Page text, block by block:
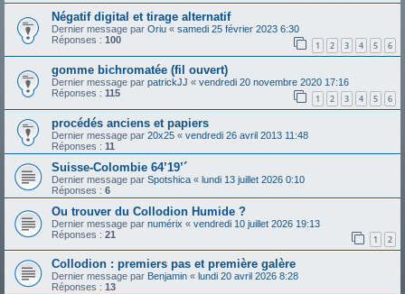
Négatif digital et tirage alternatif
Dernier message par Oriu « samedi 25 février 2023 6:30
Réponses : 100 1 2 3 4 5 6
gomme bichromatée (fil ouvert)
Dernier message par patrickJJ « vendredi 20 novembre 2020 17:16
Réponses : 115 1 2 3 4 5 6
procédés anciens et papiers
Dernier message par 20x25 « vendredi 26 avril 2013 11:48
Réponses : 11
Suisse-Colombie 64’19’´
Dernier message par Spotshica « lundi 13 juillet 2026 0:10
Réponses : 6
Ou trouver du Collodion Humide ?
Dernier message par numérix « vendredi 10 juillet 2026 19:13
Réponses : 21 1 2
Collodion : premiers pas et première galère
Dernier message par Benjamin « lundi 20 avril 2026 8:28
Réponses : 13